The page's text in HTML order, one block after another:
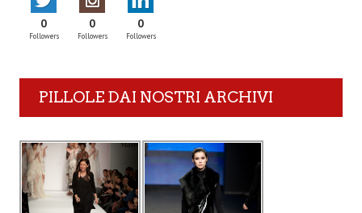
0
Followers
0
Followers
0
Followers
PILLOLE DAI NOSTRI ARCHIVI